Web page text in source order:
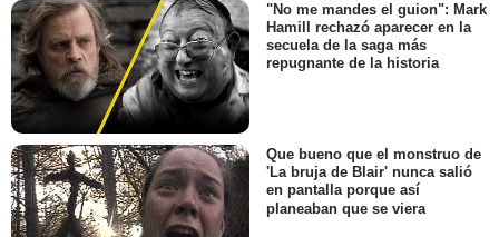
"No me mandes el guion": Mark
Hamill rechazó aparecer en la
secuela de la saga más
repugnante de la historia
Que bueno que el monstruo de
'La bruja de Blair' nunca salió
en pantalla porque así
planeaban que se viera